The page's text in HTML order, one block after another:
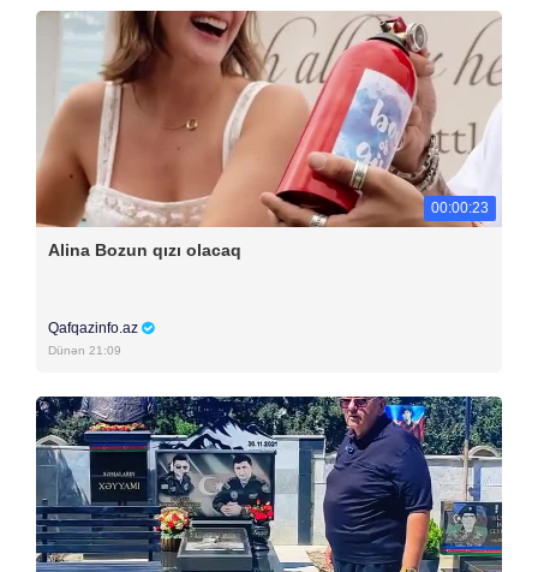
00:00:23
Alina Bozun qızı olacaq
Qafqazinfo.az
Dünən 21:09